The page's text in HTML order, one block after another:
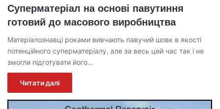
Суперматеріал на основі павутиння
готовий до масового виробництва
Матеріалознавці роками вивчають павучий шовк в якості
потенційного суперматеріалу, але за весь цей час так і не
змогли підготувати його…
Читати далі